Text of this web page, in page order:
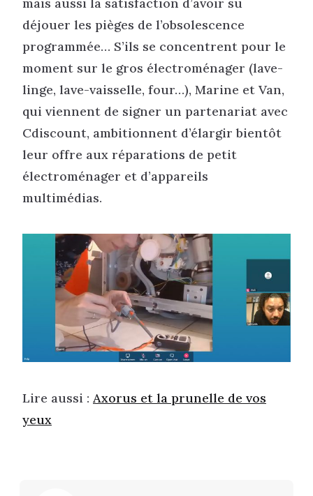
déjouer les pièges de l’obsolescence
programmée… S’ils se concentrent pour le
moment sur le gros électroménager (lave-
linge, lave-vaisselle, four…), Marine et Van,
qui viennent de signer un partenariat avec
Cdiscount, ambitionnent d’élargir bientôt
leur offre aux réparations de petit
électroménager et d’appareils
multimédias.
Lire aussi : Axorus et la prunelle de vos
yeux